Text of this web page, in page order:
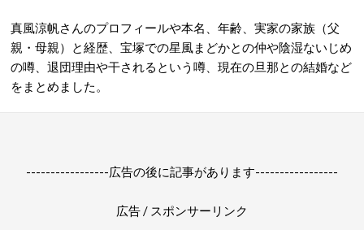
真風涼帆さんのプロフィールや本名、年齢、実家の家族（父
親・母親）と経歴、宝塚での星風まどかとの仲や陰湿ないじめ
の噂、退団理由や干されるという噂、現在の旦那との結婚など
をまとめました。
-----------------広告の後に記事があります-----------------
広告 / スポンサーリンク